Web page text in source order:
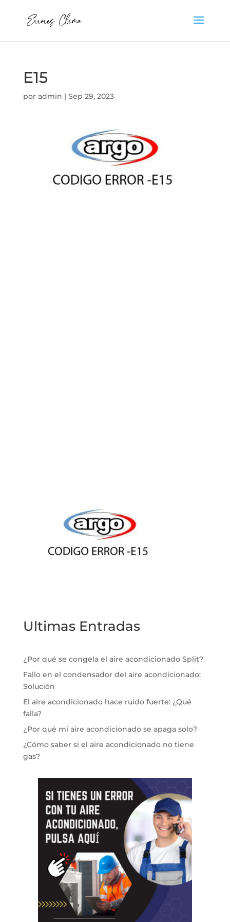
E15
por admin | Sep 29, 2023
Ultimas Entradas
¿Por qué se congela el aire acondicionado Split?
Fallo en el condensador del aire acondicionado:
Solución
El aire acondicionado hace ruido fuerte: ¿Qué
falla?
¿Por qué mi aire acondicionado se apaga solo?
¿Cómo saber si el aire acondicionado no tiene
gas?